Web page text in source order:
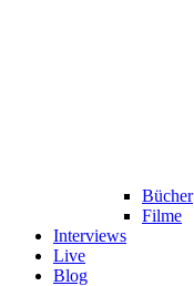
Bücher
Filme
Interviews
Live
Blog